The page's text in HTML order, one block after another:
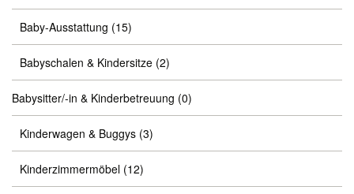
Baby-Ausstattung (15)
Babyschalen & Kindersitze (2)
Babysitter/-in & Kinderbetreuung (0)
Kinderwagen & Buggys (3)
Kinderzimmermöbel (12)